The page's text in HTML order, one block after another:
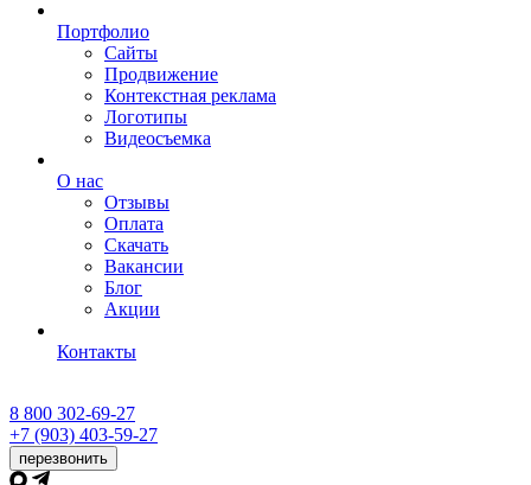
Портфолио
Сайты
Продвижение
Контекстная реклама
Логотипы
Видеосъемка
О нас
Отзывы
Оплата
Скачать
Вакансии
Блог
Акции
Контакты
8 800 302-69-27
+7 (903) 403-59-27
перезвонить